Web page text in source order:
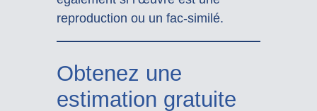
reproduction ou un fac-similé.
Obtenez une
estimation gratuite